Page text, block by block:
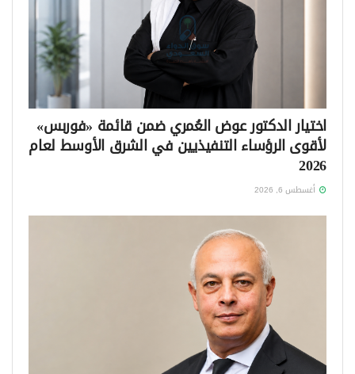
اختيار الدكتور عوض العُمري ضمن قائمة «فوربس»
لأقوى الرؤساء التنفيذيين في الشرق الأوسط لعام
2026
أغسطس 6, 2026